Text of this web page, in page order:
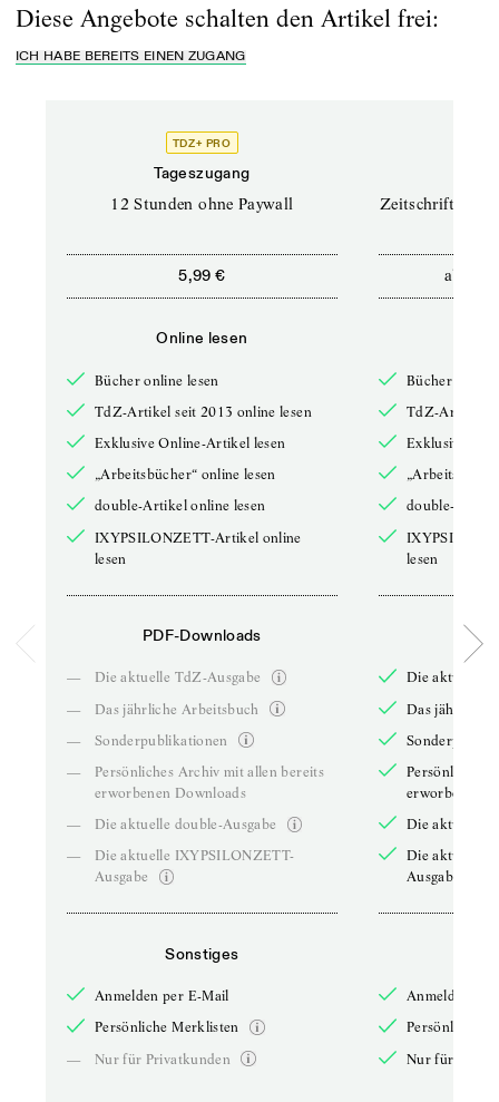
Diese Angebote schalten den Artikel frei:
ICH HABE BEREITS EINEN ZUGANG
TDZ+ PRO
Tageszugang
12 Stunden ohne Paywall
5,99 €
Online lesen
Bücher online lesen
TdZ-Artikel seit 2013 online lesen
Exklusive Online-Artikel lesen
„Arbeitsbücher“ online lesen
double-Artikel online lesen
IXYPSILONZETT-Artikel online
lesen
PDF-Downloads
—
Die aktuelle TdZ-Ausgabe
—
Das jährliche Arbeitsbuch
—
Sonderpublikationen
—
Persönliches Archiv mit allen bereits
erworbenen Downloads
—
Die aktuelle double-Ausgabe
—
Die aktuelle IXYPSILONZETT-
Ausgabe
Sonstiges
Anmelden per E-Mail
Persönliche Merklisten
—
Nur für Privatkunden
Zeitschriften
ab
Bücher online
TdZ-Artikel
Exklusive
double-
lesen
Die aktuelle
Das jährliche
Persönliches
erworbenen
Die aktuelle
Die aktuelle
Ausgabe
Anmelden
Persönliche
Nur für